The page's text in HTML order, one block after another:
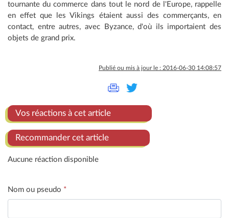
tournante du commerce dans tout le nord de l'Europe, rappelle
en effet que les Vikings étaient aussi des commerçants, en
contact, entre autres, avec Byzance, d'où ils importaient des
objets de grand prix.
Publié ou mis à jour le : 2016-06-30 14:08:57
Vos réactions à cet article
Recommander cet article
Aucune réaction disponible
Nom ou pseudo *